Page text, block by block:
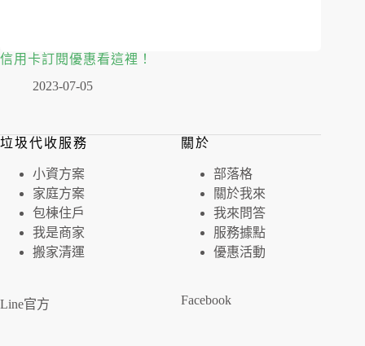
信用卡訂閱優惠看這裡！
2023-07-05
垃圾代收服務
⼩資⽅案
家庭⽅案
包棟住戶
我是商家
搬家清運
Line官方
關於
部落格
關於我來
我來問答
服務據點
優惠活動
Facebook